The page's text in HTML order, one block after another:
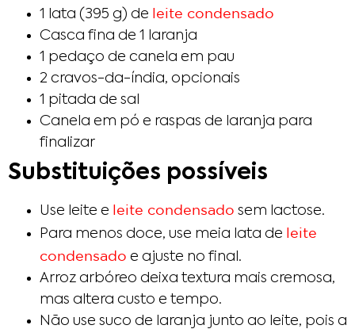
1 lata (395 g) de leite condensado
Casca fina de 1 laranja
1 pedaço de canela em pau
2 cravos-da-índia, opcionais
1 pitada de sal
Canela em pó e raspas de laranja para
finalizar
Substituições possíveis
Use leite e leite condensado sem lactose.
Para menos doce, use meia lata de leite
condensado e ajuste no final.
Arroz arbóreo deixa textura mais cremosa,
mas altera custo e tempo.
Não use suco de laranja junto ao leite, pois a